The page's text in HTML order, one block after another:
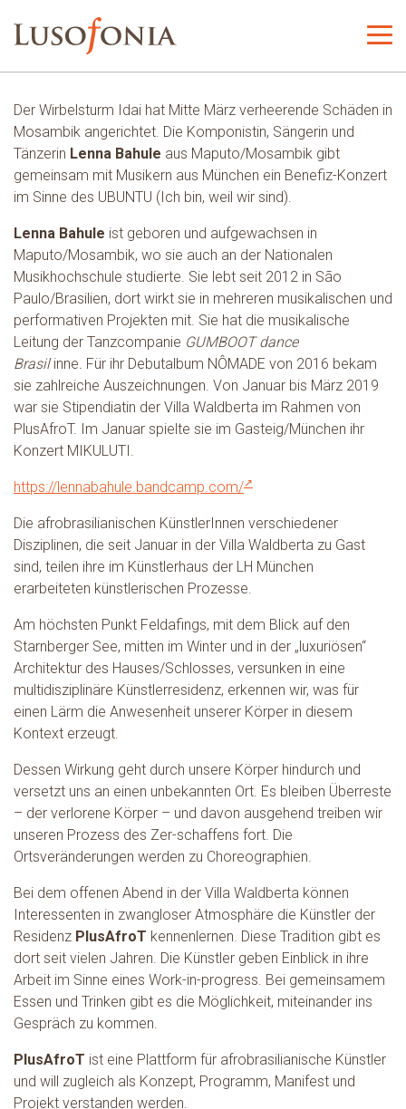
Der Wirbelsturm Idai hat Mitte März verheerende Schäden in
Mosambik angerichtet. Die Komponistin, Sängerin und
Tänzerin Lenna Bahule aus Maputo/Mosambik gibt
gemeinsam mit Musikern aus München ein Benefiz-Konzert
im Sinne des UBUNTU (Ich bin, weil wir sind).
Lenna Bahule ist geboren und aufgewachsen in
Maputo/Mosambik, wo sie auch an der Nationalen
Musikhochschule studierte. Sie lebt seit 2012 in São
Paulo/Brasilien, dort wirkt sie in mehreren musikalischen und
performativen Projekten mit. Sie hat die musikalische
Leitung der Tanzcompanie GUMBOOT dance
Brasilinne. Für ihr Debutalbum NÔMADE von 2016 bekam
sie zahlreiche Auszeichnungen. Von Januar bis März 2019
war sie Stipendiatin der Villa Waldberta im Rahmen von
PlusAfroT. Im Januar spielte sie im Gasteig/München ihr
Konzert MIKULUTI.
https://lennabahule.bandcamp.com/
Die afrobrasilianischen KünstlerInnen verschiedener
Disziplinen, die seit Januar in der Villa Waldberta zu Gast
sind, teilen ihre im Künstlerhaus der LH München
erarbeiteten künstlerischen Prozesse.
Am höchsten Punkt Feldafings, mit dem Blick auf den
Starnberger See, mitten im Winter und in der „luxuriösen“
Architektur des Hauses/Schlosses, versunken in eine
multidisziplinäre Künstlerresidenz, erkennen wir, was für
einen Lärm die Anwesenheit unserer Körper in diesem
Kontext erzeugt.
Dessen Wirkung geht durch unsere Körper hindurch und
versetzt uns an einen unbekannten Ort. Es bleiben Überreste
– der verlorene Körper – und davon ausgehend treiben wir
unseren Prozess des Zer-schaffens fort. Die
Ortsveränderungen werden zu Choreographien.
Bei dem offenen Abend in der Villa Waldberta können
Interessenten in zwangloser Atmosphäre die Künstler der
Residenz PlusAfroT kennenlernen. Diese Tradition gibt es
dort seit vielen Jahren. Die Künstler geben Einblick in ihre
Arbeit im Sinne eines Work-in-progress. Bei gemeinsamem
Essen und Trinken gibt es die Möglichkeit, miteinander ins
Gespräch zu kommen.
PlusAfroT ist eine Plattform für afrobrasilianische Künstler
und will zugleich als Konzept, Programm, Manifest und
Projekt verstanden werden.